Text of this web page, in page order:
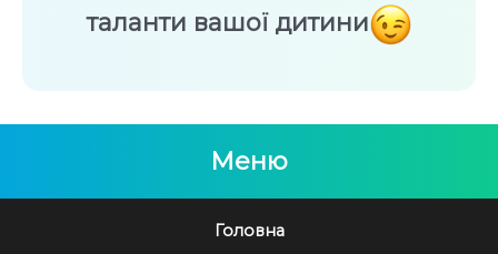
таланти вашої дитини
Меню
Головна